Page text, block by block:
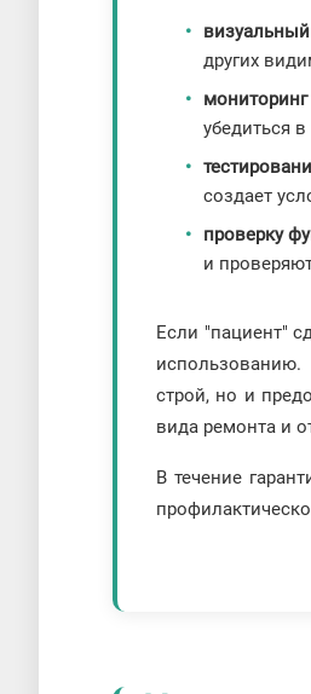
других
убедиться
создает
проверку
и
Если "пациент"
строй, но и
вида ремонта и
В течение